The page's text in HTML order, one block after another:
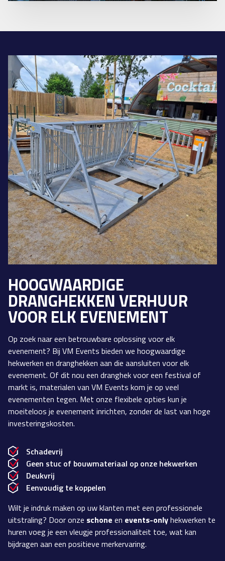
HOOGWAARDIGE
DRANGHEKKEN VERHUUR
VOOR ELK EVENEMENT
Op zoek naar een betrouwbare oplossing voor elk
evenement? Bij VM Events bieden we hoogwaardige
hekwerken en dranghekken aan die aansluiten voor elk
evenement. Of dit nou een dranghek voor een festival of
markt is, materialen van VM Events kom je op veel
evenementen tegen. Met onze flexibele opties kun je
moeiteloos je evenement inrichten, zonder de last van hoge
investeringskosten.
Schadevrij
Geen stuc of bouwmateriaal op onze hekwerken
Deukvrij
Eenvoudig te koppelen
Wilt je indruk maken op uw klanten met een professionele
uitstraling? Door onze schone en events-onlyhekwerken te
huren voeg je een vleugje professionaliteit toe, wat kan
bijdragen aan een positieve merkervaring.